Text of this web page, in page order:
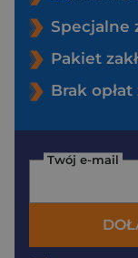
Specjalne
Pakiet
Brak
Twój e-mail